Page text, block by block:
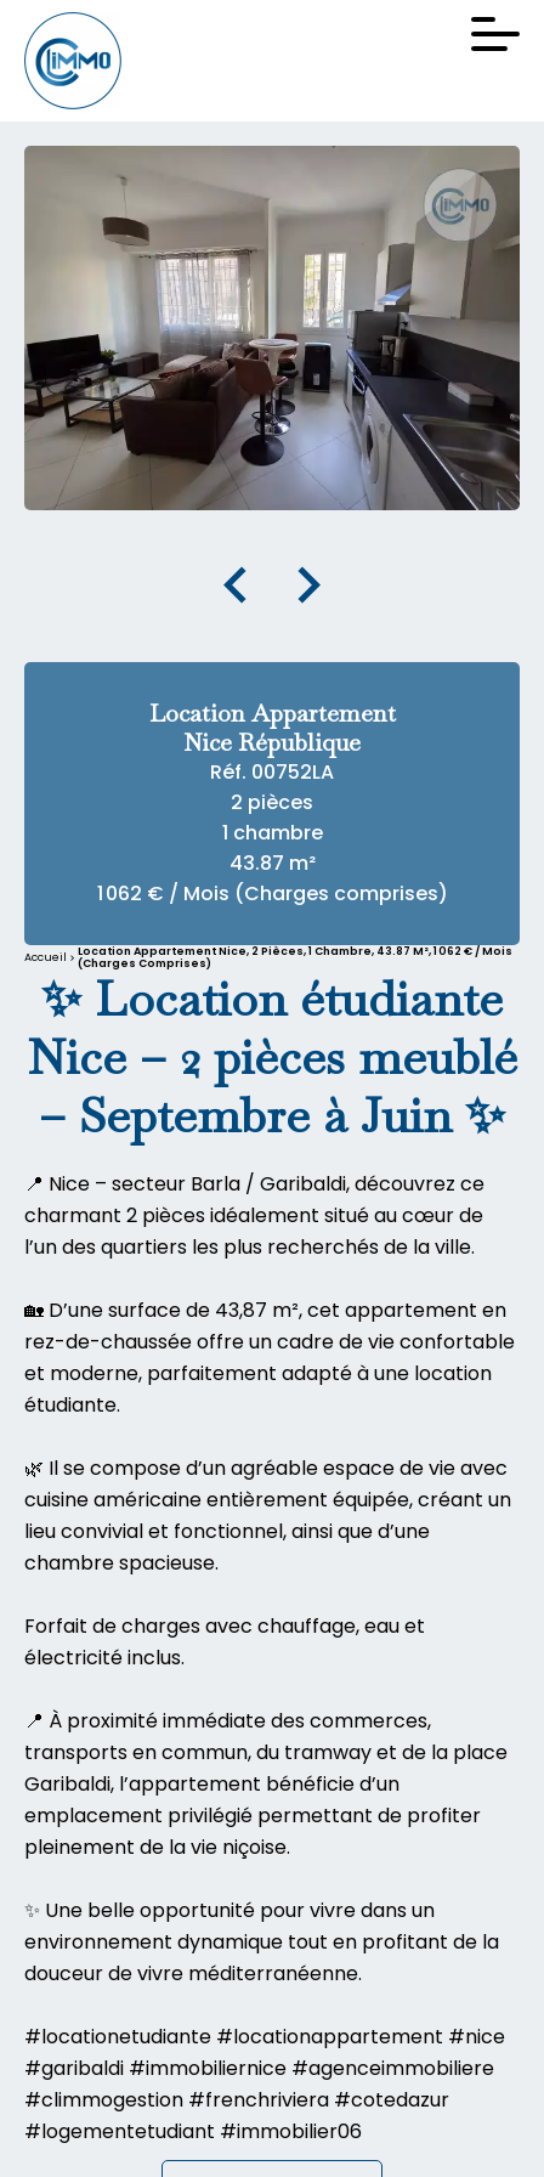
Location Appartement
Nice République
Réf. 00752LA
2 pièces
1 chambre
43.87 m²
1 062 € / Mois (Charges comprises)
Accueil
Location Appartement Nice, 2 Pièces, 1 Chambre, 43.87 M², 1 062 € / Mois
(Charges Comprises)
✨ Location étudiante
Nice – 2 pièces meublé
– Septembre à Juin ✨
📍 Nice – secteur Barla / Garibaldi, découvrez ce
charmant 2 pièces idéalement situé au cœur de
l’un des quartiers les plus recherchés de la ville.
🏡 D’une surface de 43,87 m², cet appartement en
rez-de-chaussée offre un cadre de vie confortable
et moderne, parfaitement adapté à une location
étudiante.
🌿 Il se compose d’un agréable espace de vie avec
cuisine américaine entièrement équipée, créant un
lieu convivial et fonctionnel, ainsi que d’une
chambre spacieuse.
Forfait de charges avec chauffage, eau et
électricité inclus.
📍 À proximité immédiate des commerces,
transports en commun, du tramway et de la place
Garibaldi, l’appartement bénéficie d’un
emplacement privilégié permettant de profiter
pleinement de la vie niçoise.
✨ Une belle opportunité pour vivre dans un
environnement dynamique tout en profitant de la
douceur de vivre méditerranéenne.
#locationetudiante #locationappartement #nice
#garibaldi #immobiliernice #agenceimmobiliere
#climmogestion #frenchriviera #cotedazur
#logementetudiant #immobilier06